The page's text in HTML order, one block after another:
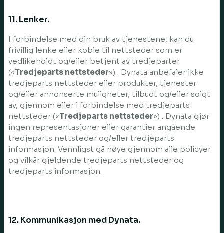
11. Lenker.
I forbindelse med din bruk av tjenestene, kan du
frivillig lenke eller koble til nettsteder som er
vedlikeholdt og/eller betjent av tredjeparter
(«Tredjeparts nettsteder») . Dynata anbefaler ikke
tredjeparts nettsteder eller produkter, tjenester
og/eller annonserte muligheter, tilbudt og/eller solgt
av, gjennom eller i forbindelse med tredjeparts
nettsteder («Tredjeparts nettsteder») . Dynata gjør
ingen representasjoner eller garantier angående
tredjeparts nettsteder og/eller tredjeparts
informasjon. Vennligst gå nøye gjennom alle policyer
og vilkår gjeldende tredjeparts nettsteder og
tredjeparts informasjon.
12. Kommunikasjon med Dynata.